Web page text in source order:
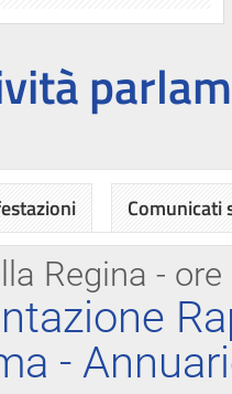
Regina - ore
-
Comunicati